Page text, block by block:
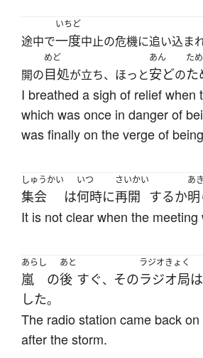
途中で
いちど
一度中止の危機に追い込ま
開の
めど
目処が立ち、ほっと
あん
安どの
た
た
I breathed a sigh of relief when
which was once in danger of
was finally on the verge of
しゅうかい
集会 は
いつ
何時に
さいかい
再開 するか
あき
It is not clear when the
あらし
嵐 の
あと
後 すぐ、 その
ラジオきょく
ラジオ局は
した。
The radio station came back
after the storm.